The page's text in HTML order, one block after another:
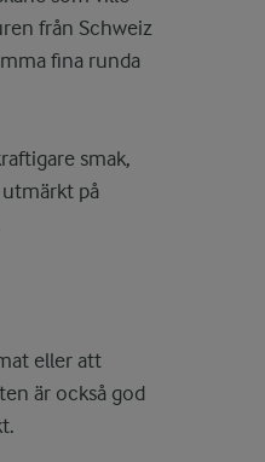
från Schweiz
fina runda
smak,
utmärkt på
eller att
är också god